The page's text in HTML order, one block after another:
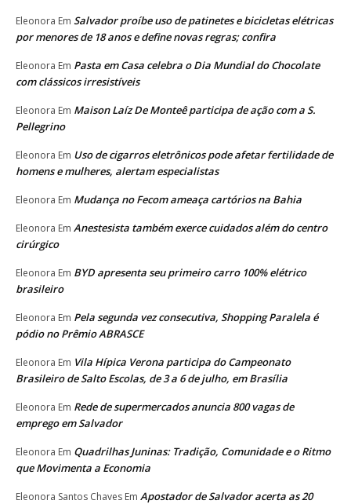
Eleonora Em Salvador proíbe uso de patinetes e bicicletas elétricas
por menores de 18 anos e define novas regras; confira
Eleonora Em Pasta em Casa celebra o Dia Mundial do Chocolate
com clássicos irresistíveis
Eleonora Em Maison Laíz De Monteê participa de ação com a S.
Pellegrino
Eleonora Em Uso de cigarros eletrônicos pode afetar fertilidade de
homens e mulheres, alertam especialistas
Eleonora Em Mudança no Fecom ameaça cartórios na Bahia
Eleonora Em Anestesista também exerce cuidados além do centro
cirúrgico
Eleonora Em BYD apresenta seu primeiro carro 100% elétrico
brasileiro
Eleonora Em Pela segunda vez consecutiva, Shopping Paralela é
pódio no Prêmio ABRASCE
Eleonora Em Vila Hípica Verona participa do Campeonato
Brasileiro de Salto Escolas, de 3 a 6 de julho, em Brasília
Eleonora Em Rede de supermercados anuncia 800 vagas de
emprego em Salvador
Eleonora Em Quadrilhas Juninas: Tradição, Comunidade e o Ritmo
que Movimenta a Economia
Eleonora Santos Chaves Em Apostador de Salvador acerta as 20